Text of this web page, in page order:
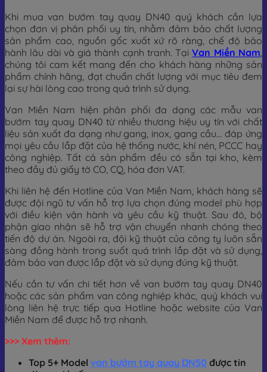
Khi mua van bướm tay quay DN40 quý khách cần lựa
chọn đơn vị phân phối uy tín, nhằm đảm bảo chất lượng
sản phẩm cao, nguồn gốc xuất xứ rõ ràng, chế độ bảo
hành lâu dài và giá thành cạnh tranh. TạiVan Miền Nam,
chúng tôi cam kết mang đến cho khách hàng những sản
phẩm chính hãng, đạt chuẩn chất lượng với mục tiêu đem
lại sự hài lòng cao trong quá trình sử dụng.
Van Miền Nam hiện phân phối đa dạng các mẫu van
bướm tay quay DN40 từ nhiều thương hiệu uy tín với chất
liệu sản xuất đa dạng như gang, inox, gang cầu… đáp ứng
mọi yêu cầu lắp đặt của hệ thống nước, khí nén, PCCC hay
công nghiệp. Tất cả sản phẩm đều có sẵn tại kho, kèm
theo đầy đủ giấy tờ CO, CQ, hóa đơn VAT.
Khi liên hệ đến Hotline của Van Miền Nam, khách hàng sẽ
được đội ngũ tư vấn hỗ trợ lựa chọn đúng model phù hợp
với điều kiện vận hành và yêu cầu kỹ thuật. Sau đó, bộ
phận giao nhận sẽ hỗ trợ vận chuyển nhanh chóng theo
tiến độ dự án. Ngoài ra, đội kỹ thuật của công ty luôn sẵn
sàng đồng hành trong suốt quá trình lắp đặt và sử dụng,
đảm bảo van được lắp đặt và sử dụng đúng kỹ thuật.
Nếu cần tư vấn chi tiết hơn về van bướm tay quay DN40
hoặc các sản phẩm van công nghiệp khác, quý khách vui
lòng liên hệ trực tiếp qua Hotline hoặc website của Van
Miền Nam để được hỗ trợ nhanh.
>>> Xem thêm:
Top 5+ Model van bướm tay quay DN50 được tin